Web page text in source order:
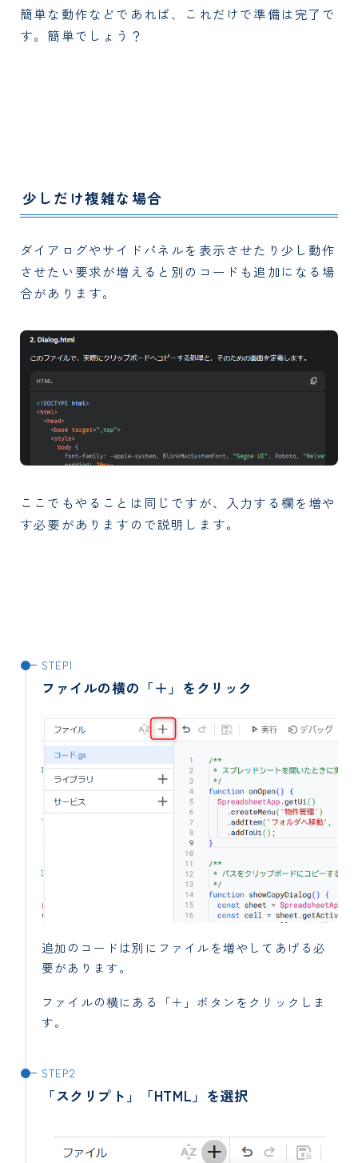
簡単な動作などであれば、これだけで準備は完了で
す。簡単でしょう？
少しだけ複雑な場合
ダイアログやサイドパネルを表示させたり少し動作
させたい要求が増えると別のコードも追加になる場
合があります。
ここでもやることは同じですが、入力する欄を増や
す必要がありますので説明します。
ファイルの横の「＋」をクリック
追加のコードは別にファイルを増やしてあげる必
要があります。
ファイルの横にある「＋」ボタンをクリックしま
す。
「スクリプト」「HTML」を選択